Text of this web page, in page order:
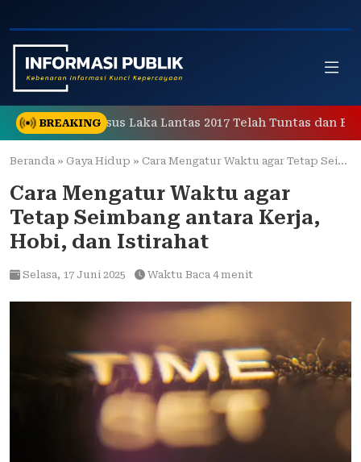
to
content
BREAKING
Kasus Laka Lantas 2017 Telah Tuntas dan
Beranda » Gaya Hidup » Cara Mengatur Waktu agar Tetap Seimbang antara Kerja, Hobi, dan Istirahat
Cara Mengatur Waktu agar
Tetap Seimbang antara Kerja,
Hobi, dan Istirahat
Selasa, 17 Juni 2025 Waktu Baca 4 menit